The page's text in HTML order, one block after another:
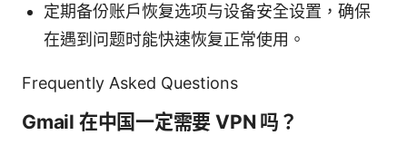
定期备份账户恢复选项与设备安全设置，确保
在遇到问题时能快速恢复正常使用。
Frequently Asked Questions
Gmail 在中国一定需要 VPN 吗？